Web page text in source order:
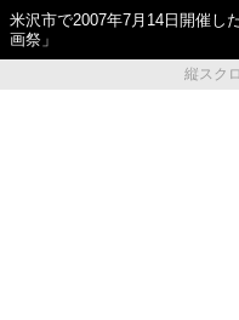
米沢市で2007年7月14日開催し
画祭」
縦スク